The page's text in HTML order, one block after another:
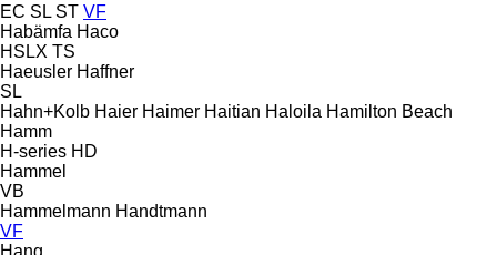
EC SL ST VF
Habämfa Haco
HSLX TS
Haeusler Haffner
SL
Hahn+Kolb Haier Haimer Haitian Haloila Hamilton Beach
Hamm
H-series HD
Hammel
VB
Hammelmann Handtmann
VF
Hang